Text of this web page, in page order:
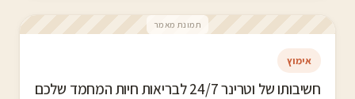
תמונת מאמר
אימוץ
חשיבותו של וטרינר 24/7 לבריאות חיות המחמד שלכם